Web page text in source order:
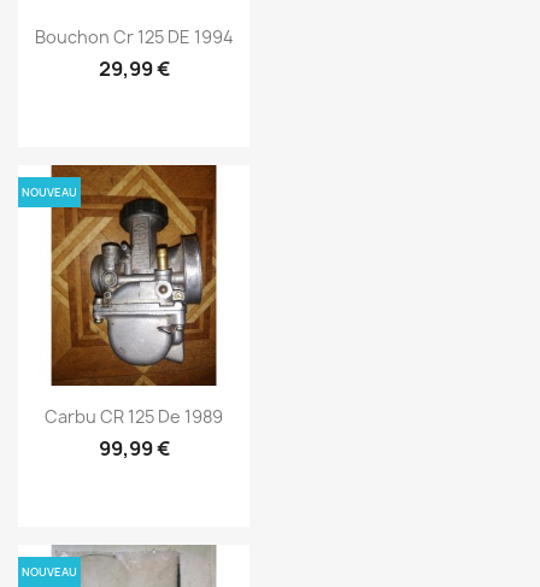
Bouchon Cr 125 DE 1994
29,99 €
Carbu CR 125 De 1989
99,99 €
NOUVEAU
NOUVEAU